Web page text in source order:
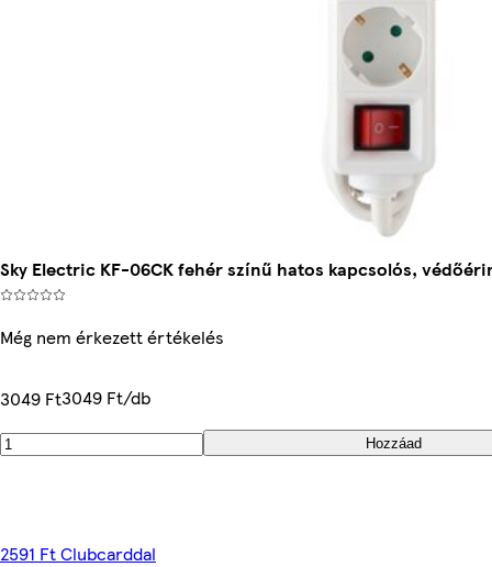
Sky Electric KF-06CK fehér színű hatos kapcsolós,
Még nem érkezett értékelés
3049 Ft3049 Ft/db
Hozzáad
2591 Ft Clubcarddal